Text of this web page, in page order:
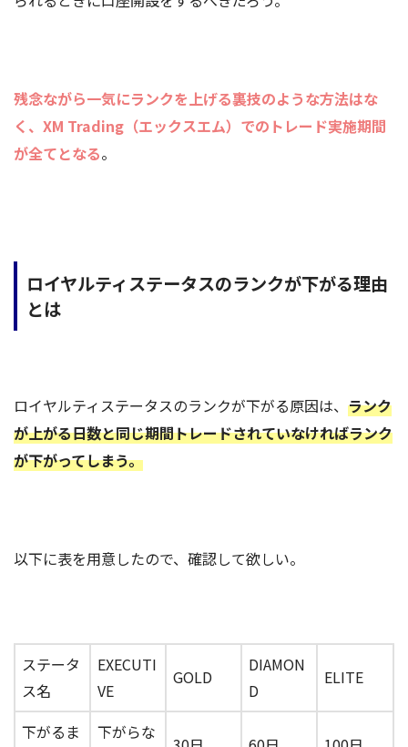
残念ながら一気にランクを上げる裏技のような方法はな
く、XM Trading（エックスエム）でのトレード実施期間
が全てとなる。
ロイヤルティステータスのランクが下がる理由
とは
ロイヤルティステータスのランクが下がる原因は、 ランク
が上がる日数と同じ期間トレードされていなければランク
が下がってしまう。
以下に表を用意したので、確認して欲しい。
ステータ
ス名
EXECUTI
VE
GOLD
DIAMON
D
ELITE
下がるま
下がらな